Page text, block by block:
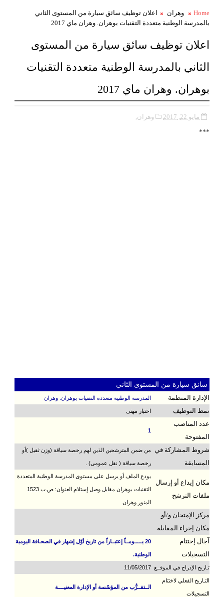
Home وهران
اعلان توظيف سائق سيارة من المستوى الثاني
بالمدرسة الوطنية متعددة التقنيات بوهران. وهران ماي 2017
اعلان توظيف سائق سيارة من المستوى
الثاني بالمدرسة الوطنية متعددة التقنيات
بوهران. وهران ماي 2017
مايو 22, 2017 وهران,
***
سائق سيارة من المستوى الثاني
الإدارة المنظمة المدرسة الوطنية متعددة التقنيات بوهران. وهران
نمط التوظيف اختبار مهنى
عدد المناصب
المفتوحة
1
شروط المشاركة في
المسابقة
من ضمن المترشحين الذين لهم رخصة سياقة (وزن ثقيل )أو
رخصة سياقة ( نقل عمومى) .
مكان إيداع أو إرسال
ملفات الترشح
يودع الملف أو يرسل على مستوى المدرسة الوطنية المتعددة
التقنيات بوهران مقابل وصل إستلام العنوان: ص.ب 1523
المنور وهران
مركز الإمتحان و/أو
مكان إجراء المقابلة
آجال إختتام
التسجيلات
20 يـــــومــاً إعتبــاراً من تاريخ أوّل إشهار في الصحـافة اليومية
الوطنية.
تـاريخ الإدراج في الموقــع 11/05/2017
التـاريخ الفعلي لاختتام
التسجيلات
الــتقــرُّب من المؤسّسة أو الإدارة المعنيــــة